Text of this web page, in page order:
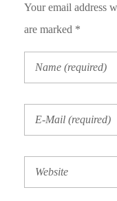
Your email address
are marked *